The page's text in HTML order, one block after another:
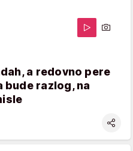
a redovno pere
bude razlog, na